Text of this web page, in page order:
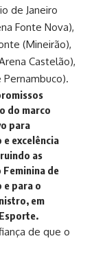
de Janeiro
Fonte Nova),
(Mineirão),
Castelão),
do marco
para
excelência
as
de
e para o
em
de que o